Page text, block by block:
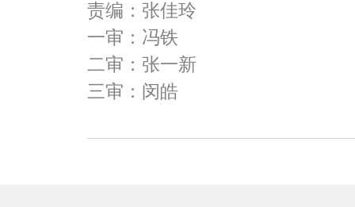
责编：张佳玲
一审：冯铁
二审：张一新
三审：闵皓